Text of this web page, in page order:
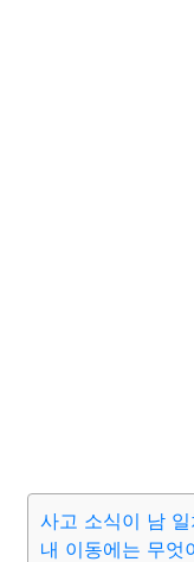
사고 소식이 남
내 이동에는 무엇